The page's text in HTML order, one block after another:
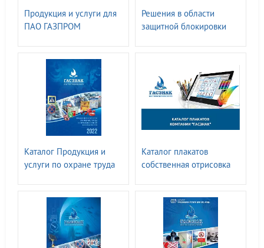
Продукция и услуги для
ПАО ГАЗПРОМ
Решения в области
защитной блокировки
Каталог Продукция и
услуги по охране труда
Каталог плакатов
собственная отрисовка